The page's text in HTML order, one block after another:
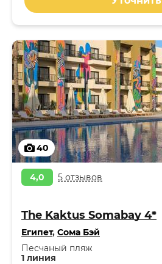
40
4,0 5 отзывов
The Kaktus Somabay 4*
Египет, Сома Бэй
1 линия
Песчаный пляж